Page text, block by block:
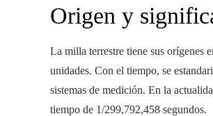
Origen y
La milla terrestre tiene sus orígenes
unidades. Con el tiempo, se
sistemas de medición. En la
tiempo de 1/299,792,458 segundos.